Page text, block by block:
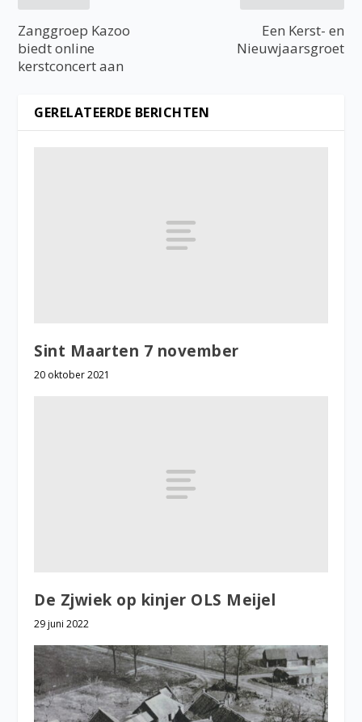
Zanggroep Kazoo
biedt online
kerstconcert aan
Een Kerst- en
Nieuwjaarsgroet
GERELATEERDE BERICHTEN
Sint Maarten 7 november
20 oktober 2021
De Zjwiek op kinjer OLS Meijel
29 juni 2022